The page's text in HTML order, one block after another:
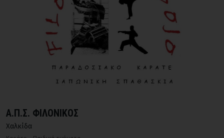
Α.Π.Σ. ΦΙΛΟΝΙΚΟΣ
Χαλκίδα